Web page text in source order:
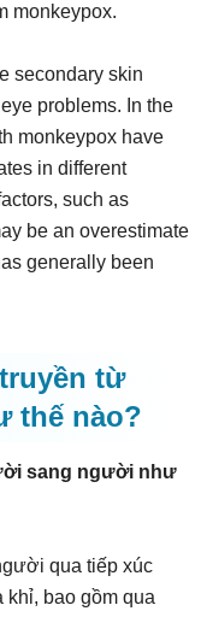
monkeypox.
secondary skin
problems. In the
monkeypox have
in different
such as
be an overestimate
generally been
từ
thế nào?
sang người như
qua tiếp xúc
bao gồm qua